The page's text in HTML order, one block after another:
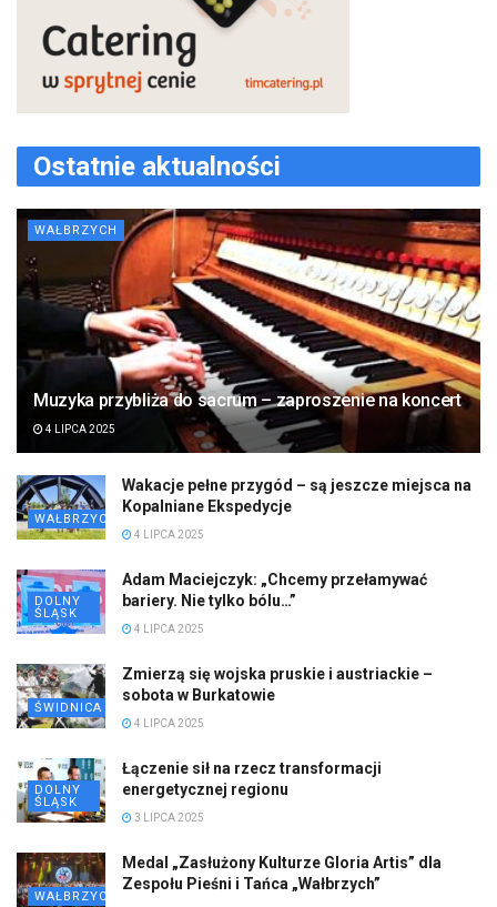
Ostatnie aktualności
WAŁBRZYCH
Muzyka przybliża do sacrum – zaproszenie na koncert
4 LIPCA 2025
WAŁBRZYCH
Wakacje pełne przygód – są jeszcze miejsca na
Kopalniane Ekspedycje
4 LIPCA 2025
DOLNY
ŚLĄSK
Adam Maciejczyk: „Chcemy przełamywać
bariery. Nie tylko bólu…”
4 LIPCA 2025
ŚWIDNICA
Zmierzą się wojska pruskie i austriackie –
sobota w Burkatowie
4 LIPCA 2025
DOLNY
ŚLĄSK
Łączenie sił na rzecz transformacji
energetycznej regionu
3 LIPCA 2025
WAŁBRZYCH
Medal „Zasłużony Kulturze Gloria Artis” dla
Zespołu Pieśni i Tańca „Wałbrzych”